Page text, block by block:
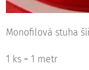
Monofilová stuha
1 ks = 1 metr